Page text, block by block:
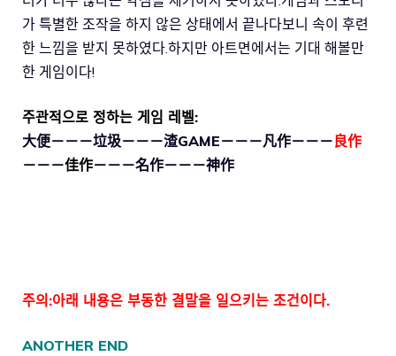
가 특별한 조작을 하지 않은 상태에서 끝나다보니 속이 후련
한 느낌을 받지 못하였다.하지만 아트면에서는 기대 해볼만
한 게임이다!
주관적으로 정하는 게임 레벨:
大便－－－垃圾－－－渣GAME－－－凡作－－－良作
－－－佳作－－－名作－－－神作
주의:아래 내용은 부동한 결말을 일으키는 조건이다.
ANOTHER END